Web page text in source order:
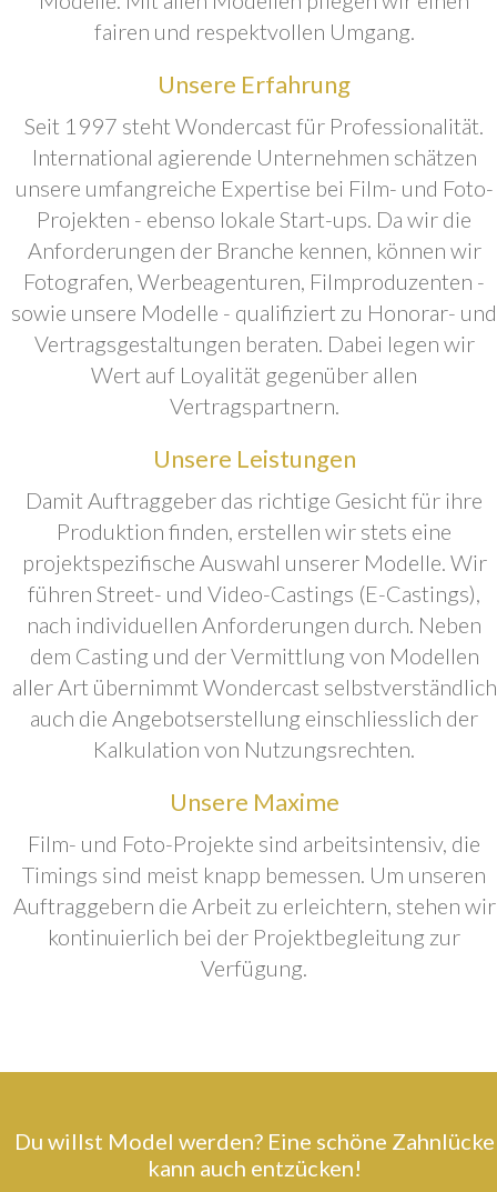
fairen und respektvollen Umgang.
Unsere Erfahrung
Seit 1997 steht Wondercast für Professionalität.
International agierende Unternehmen schätzen
unsere umfangreiche Expertise bei Film- und Foto-
Projekten - ebenso lokale Start-ups. Da wir die
Anforderungen der Branche kennen, können wir
Fotografen, Werbeagenturen, Filmproduzenten -
sowie unsere Modelle - qualifiziert zu Honorar- und
Vertragsgestaltungen beraten. Dabei legen wir
Wert auf Loyalität gegenüber allen
Vertragspartnern.
Unsere Leistungen
Damit Auftraggeber das richtige Gesicht für ihre
Produktion finden, erstellen wir stets eine
projektspezifische Auswahl unserer Modelle. Wir
führen Street- und Video-Castings (E-Castings),
nach individuellen Anforderungen durch. Neben
dem Casting und der Vermittlung von Modellen
aller Art übernimmt Wondercast selbstverständlich
auch die Angebotserstellung einschliesslich der
Kalkulation von Nutzungsrechten.
Unsere Maxime
Film- und Foto-Projekte sind arbeitsintensiv, die
Timings sind meist knapp bemessen. Um unseren
Auftraggebern die Arbeit zu erleichtern, stehen wir
kontinuierlich bei der Projektbegleitung zur
Verfügung.
Du willst Model werden? Eine schöne Zahnlücke
kann auch entzücken!